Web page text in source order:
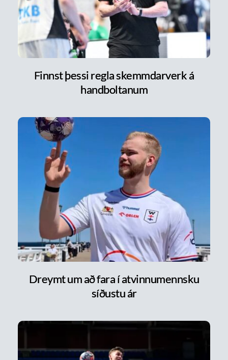
Finnst þessi regla skemmdarverk á
handboltanum
Dreymt um að fara í atvinnumennsku
síðustu ár